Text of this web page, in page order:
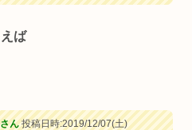
ば
ん投稿日時:2019/12/07(土)